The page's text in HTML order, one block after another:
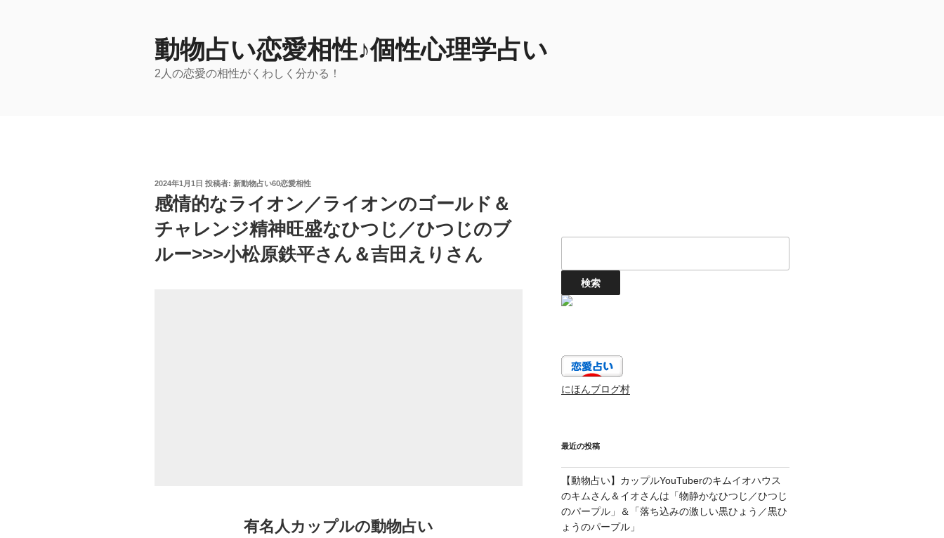
動物占い恋愛相性♪個性心理学占い
2人の恋愛の相性がくわしく分かる！
投
日:
2024年1月1日 投稿者: 新動物占い60恋愛相性
感情的なライオン／ライオンのゴールド＆
チャレンジ精神旺盛なひつじ／ひつじのブ
ルー>>>小松原鉄平さん＆吉田えりさん
有名人カップルの動物占い
にほんブログ村
最近の投稿
【動物占い】カップルYouTuberのキムイオハウス
のキムさん＆イオさんは「物静かなひつじ／ひつじ
のパープル」＆「落ち込みの激しい黒ひょう／黒ひ
ょうのパープル」